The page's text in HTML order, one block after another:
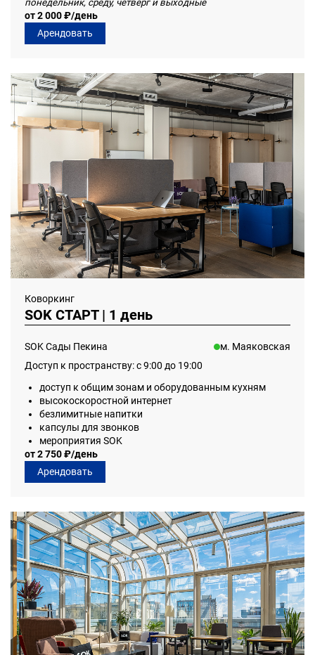
понедельник, среду, четверг и выходные
от 2 000 ₽/день
Арендовать
Коворкинг
SOK СТАРТ | 1 день
SOK Сады Пекина
м. Маяковская
Доступ к пространству: с 9:00 до 19:00
доступ к общим зонам и оборудованным кухням
высокоскоростной интернет
безлимитные напитки
капсулы для звонков
мероприятия SOK
от 2 750 ₽/день
Арендовать